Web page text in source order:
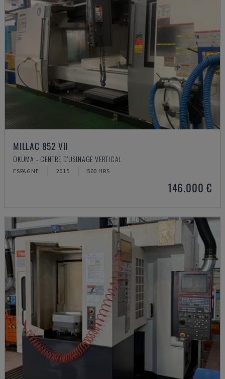
MILLAC 852 VII
OKUMA - CENTRE D'USINAGE VERTICAL
ESPAGNE 2015 500 HRS
146.000 €